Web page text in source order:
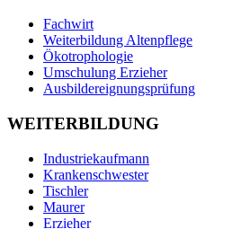
Fachwirt
Weiterbildung Altenpflege
Ökotrophologie
Umschulung Erzieher
Ausbildereignungsprüfung
WEITERBILDUNG
Industriekaufmann
Krankenschwester
Tischler
Maurer
Erzieher